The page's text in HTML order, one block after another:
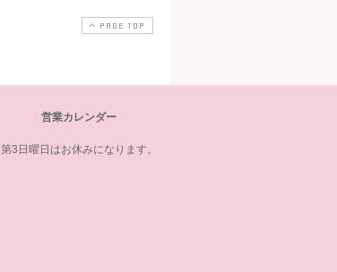
PAGE TOP
営業カレンダー
第3日曜日はお休みになります。